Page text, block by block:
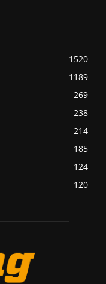
1520
1189
269
238
214
185
124
120